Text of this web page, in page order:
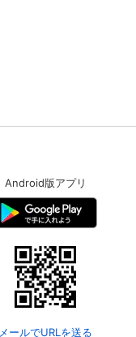
Android版アプリ
メールでURLを送る